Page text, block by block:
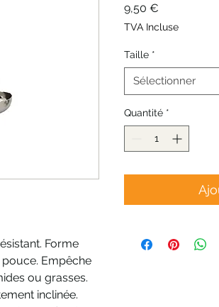
Forme
Empêche
ou grasses.
inclinée.
9,50 €
TVA Incluse
Taille *
Sélectionner
Quantité *